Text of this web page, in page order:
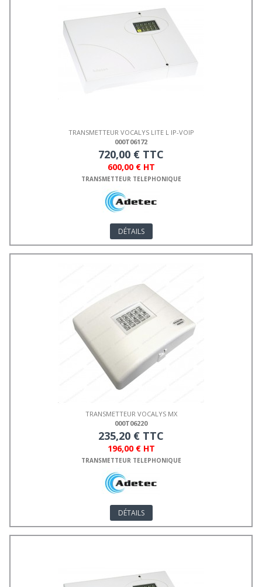
TRANSMETTEUR VOCALYS LITE L IP-VOIP
000T06172
720,00 € TTC
600,00 € HT
TRANSMETTEUR TELEPHONIQUE
DÉTAILS
TRANSMETTEUR VOCALYS MX
000T06220
235,20 € TTC
196,00 € HT
TRANSMETTEUR TELEPHONIQUE
DÉTAILS